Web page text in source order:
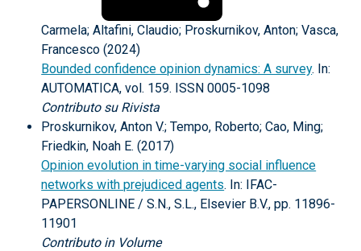
Carmela; Altafini, Claudio; Proskurnikov, Anton; Vasca,
Francesco (2024)
Bounded confidence opinion dynamics: A survey. In:
AUTOMATICA, vol. 159. ISSN 0005-1098
Contributo su Rivista
Proskurnikov, Anton V.; Tempo, Roberto; Cao, Ming;
Friedkin, Noah E. (2017)
Opinion evolution in time-varying social influence
networks with prejudiced agents. In: IFAC-
PAPERSONLINE / S.N., S.L., Elsevier B.V., pp. 11896-
11901
Contributo in Volume